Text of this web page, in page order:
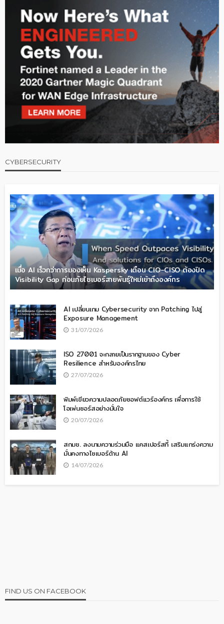
CYBERSECURITY
เมื่อ AI เร็วกว่าการมองเห็น Kaspersky เตือน CIO-CISO ต้องปิด
Visibility Gap ก่อนภัยไซเบอร์สายพันธุ์ใหม่เข้าถึงองค์กร
AI เปลี่ยนเกม Cybersecurity จาก Patching ไปสู่
Exposure Management
31/07/2026
ISO 27001 จะกลายเป็นรากฐานของ Cyber
Resilience สำหรับองค์กรไทย
27/07/2026
พิมพ์เขียวความปลอดภัยซอฟต์แวร์องค์กร เพื่อการใช้
โอเพ่นซอร์สอย่างมั่นใจ
20/07/2026
สกมช. ลงนามความร่วมมือ แคสเปอร์สกี้ เสริมแกร่งความ
มั่นคงทางไซเบอร์ด้าน AI
14/07/2026
FIND US ON FACEBOOK